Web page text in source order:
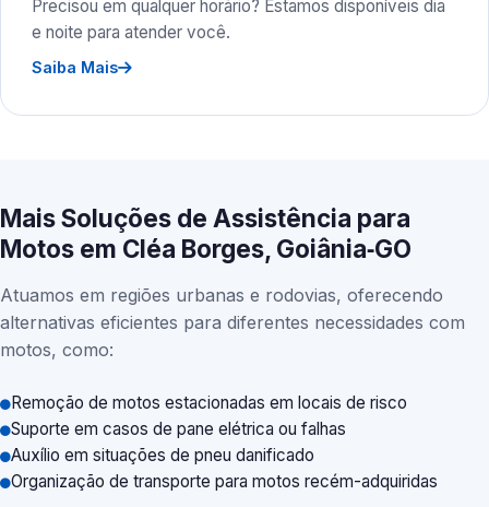
Precisou em qualquer horário? Estamos disponíveis dia
e noite para atender você.
Saiba Mais
Mais Soluções de Assistência para
Motos em Cléa Borges, Goiânia‑GO
Atuamos em regiões urbanas e rodovias, oferecendo
alternativas eficientes para diferentes necessidades com
motos, como:
Remoção de motos estacionadas em locais de risco
Suporte em casos de pane elétrica ou falhas
Auxílio em situações de pneu danificado
Organização de transporte para motos recém-adquiridas